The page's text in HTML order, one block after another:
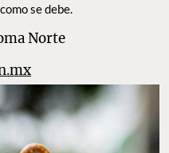
se debe.
Norte